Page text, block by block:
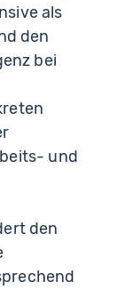
als
den
bei
und
den